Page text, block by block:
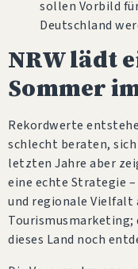
sollen Vorbild
Deutschland
NRW lädt
Sommer
Rekordwerte
schlecht beraten, sich
letzten Jahre aber
eine echte Strategie
und regionale Vielfalt
Tourismusmarketing;
dieses Land noch